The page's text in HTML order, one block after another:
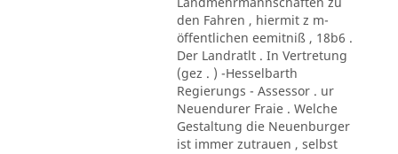
den Fahren , hiermit z m-
öffentlichen eemitniß , 18b6 .
Der Landratlt . In Vertretung
(gez . ) -Hesselbarth
Regierungs - Assessor . ur
Neuendurer Fraie . Welche
Gestaltung die Neuenburger
ist immer zutrauen , selbst